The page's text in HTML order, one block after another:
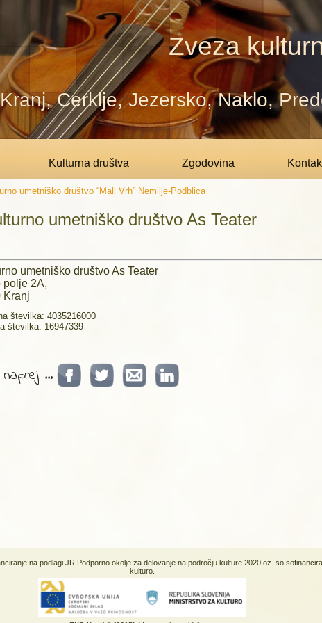
Zveza
Kranj, Cerklje, Jezersko, Naklo,
Kulturna društva Zgodovina
umetniško društvo “Mali Vrh” Nemilje-Podblica
umetniško društvo As Teater
umetniško društvo As Teater
polje 2A,
Kranj
številka: 4035216000
številka: 16947339
...
na podlagi JR Podporno okolje za delovanje na področju kulture 2020 oz. so
kulturo.